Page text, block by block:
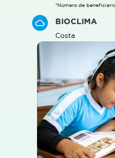
*Número de
BIOCLIMA
Costa